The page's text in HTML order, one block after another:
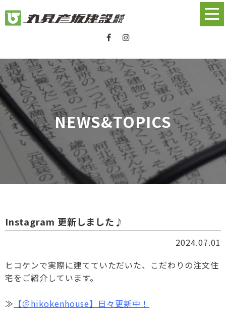
NEWS&TOPICS
Instagram 更新しました♪
2024.07.01
ヒコケンで実際に建てていただいた、こだわりの注文住
宅をご紹介しています。
≫ 【＠hikokenhouse】日々更新中！